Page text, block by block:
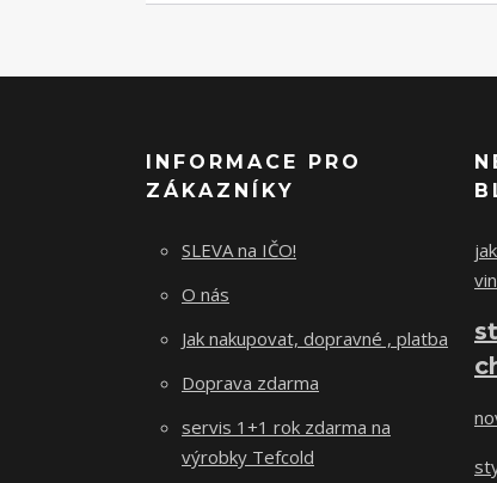
INFORMACE PRO
ZÁKAZNÍKY
SLEVA na IČO!
O nás
Jak nakupovat, dopravné , platba
Doprava zdarma
servis 1+1 rok zdarma na
výrobky Tefcold